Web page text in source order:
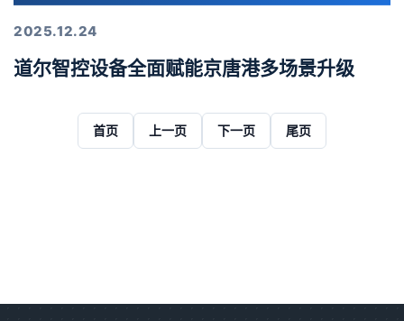
2025.12.24
道尔智控设备全面赋能京唐港多场景升级
首页 上一页 下一页 尾页